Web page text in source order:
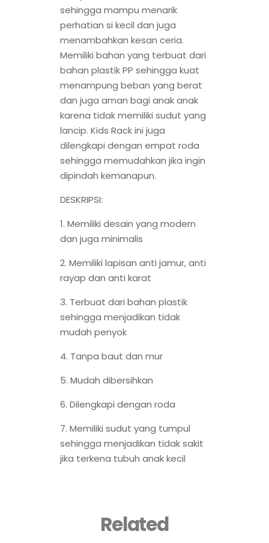
sehingga mampu menarik
perhatian si kecil dan juga
menambahkan kesan ceria.
Memiliki bahan yang terbuat dari
bahan plastik PP sehingga kuat
menampung beban yang berat
dan juga aman bagi anak anak
karena tidak memiliki sudut yang
lancip. Kids Rack ini juga
dilengkapi dengan empat roda
sehingga memudahkan jika ingin
dipindah kemanapun.
DESKRIPSI:
1. Memiliki desain yang modern
dan juga minimalis
2. Memiliki lapisan anti jamur, anti
rayap dan anti karat
3. Terbuat dari bahan plastik
sehingga menjadikan tidak
mudah penyok
4. Tanpa baut dan mur
5. Mudah dibersihkan
6. Dilengkapi dengan roda
7. Memiliki sudut yang tumpul
sehingga menjadikan tidak sakit
jika terkena tubuh anak kecil
Related